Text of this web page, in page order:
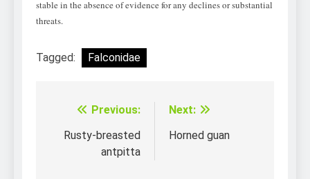
stable in the absence of evidence for any declines or substantial
threats.
Tagged: Falconidae
Điều
hướng
Previous:
Rusty-breasted
antpitta
Next:
Horned guan